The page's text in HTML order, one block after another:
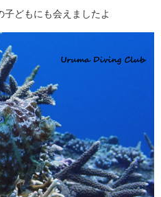
子どもにも会えましたよ